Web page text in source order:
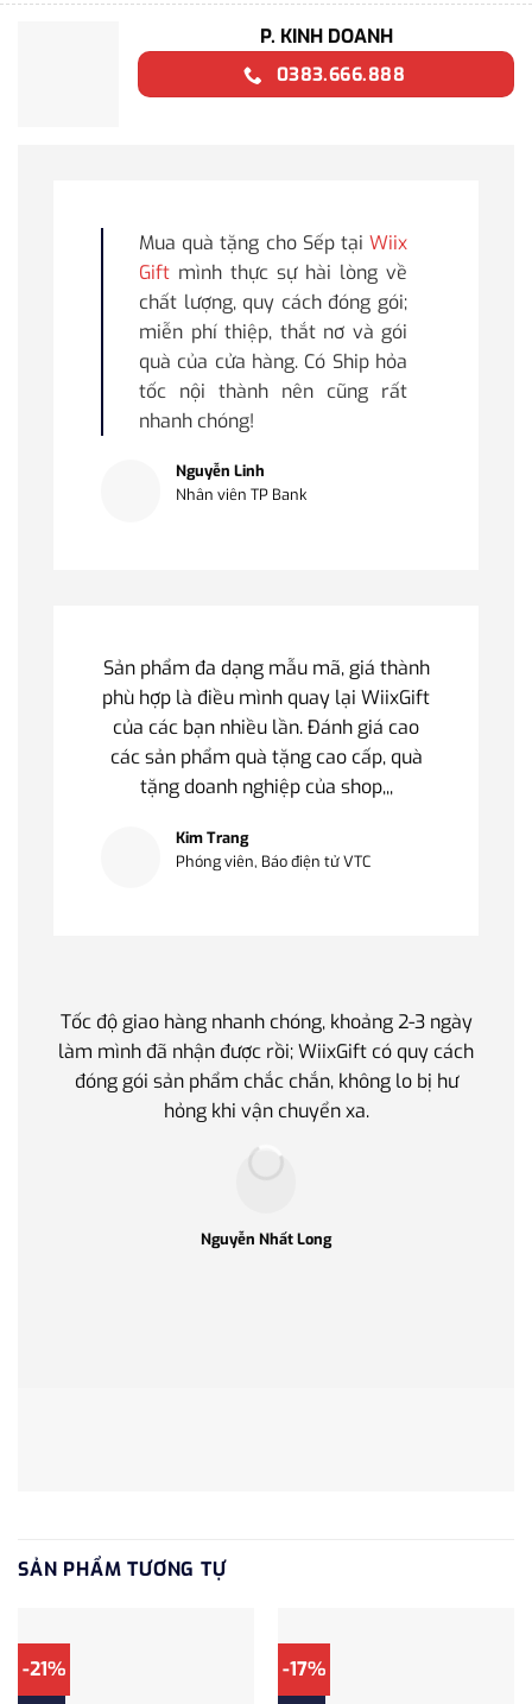
P. KINH DOANH
0383.666.888
Mua quà tặng cho Sếp tại Wiix
Gift mình thực sự hài lòng về
chất lượng, quy cách đóng gói;
miễn phí thiệp, thắt nơ và gói
quà của cửa hàng. Có Ship hỏa
tốc nội thành nên cũng rất
nhanh chóng!
Nguyễn Linh
Nhân viên TP Bank
Sản phẩm đa dạng mẫu mã, giá thành
phù hợp là điều mình quay lại WiixGift
của các bạn nhiều lần. Đánh giá cao
các sản phẩm quà tặng cao cấp, quà
tặng doanh nghiệp của shop,,,
Kim Trang
Phóng viên, Báo điện tử VTC
Tốc độ giao hàng nhanh chóng, khoảng 2-3 ngày
làm mình đã nhận được rồi; WiixGift có quy cách
đóng gói sản phẩm chắc chắn, không lo bị hư
hỏng khi vận chuyển xa.
Nguyễn Nhất Long
SẢN PHẨM TƯƠNG TỰ
-21% -17%